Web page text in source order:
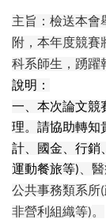
主旨：檢送本會
附，本年度競賽
科系師生，踴躍
說明：
一、本次論文競
理。請協助轉知
計、國金、行銷
運動餐旅等) 、
公共事務類系所(
非營利組織等)。